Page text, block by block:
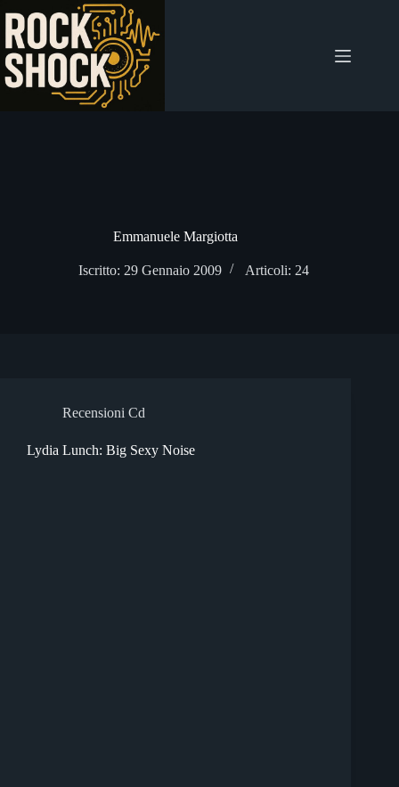
contenuto
Emmanuele Margiotta
Iscritto: 29 Gennaio 2009 Articoli: 24
Recensioni Cd
Lydia Lunch: Big Sexy Noise